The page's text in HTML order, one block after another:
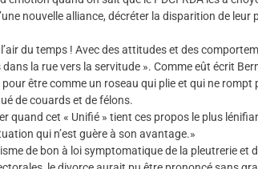
nouvelle alliance, décréter la disparition de
du temps ! Avec des attitudes et des
la rue vers la servitude ». Comme eût écrit
être comme un roseau qui plie et qui ne
de couards et de félons.
quand cet « Unifié » tient ces propos le plus
qui n’est guère à son avantage.»
de bon à loi symptomatique de la pleutrerie et